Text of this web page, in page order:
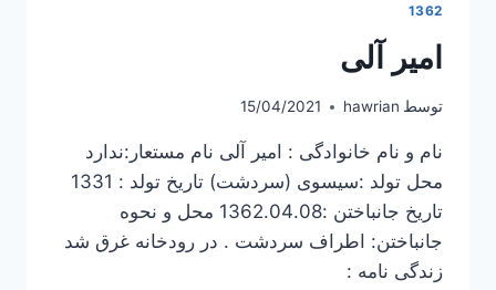
1362
امیر آلی
توسط hawrian
15/04/2021
نام و نام خانوادگی : امیر آلی نام مستعار:ندارد
محل تولد :سیسوی (سردشت) تاریخ تولد : 1331
تاریخ جانباختن :1362.04.08 محل و نحوه
جانباختن: اطراف سردشت . در رودخانه غرق شد
زندگی نامه :